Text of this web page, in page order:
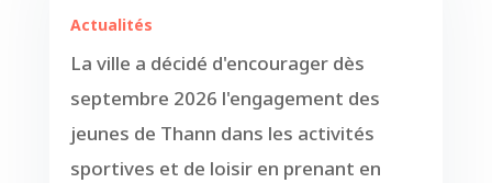
Actualités
La ville a décidé d'encourager dès
septembre 2026 l'engagement des
jeunes de Thann dans les activités
sportives et de loisir en prenant en